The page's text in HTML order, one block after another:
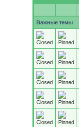
Важные темы